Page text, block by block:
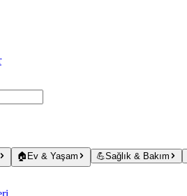
🏠 Ev & Yaşam 💪Sağlık & Bakım